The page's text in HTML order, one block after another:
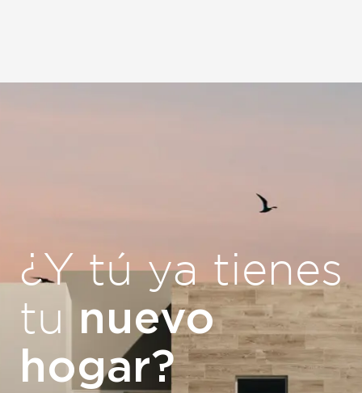
¿Y tú ya tienes
tu nuevo
hogar?